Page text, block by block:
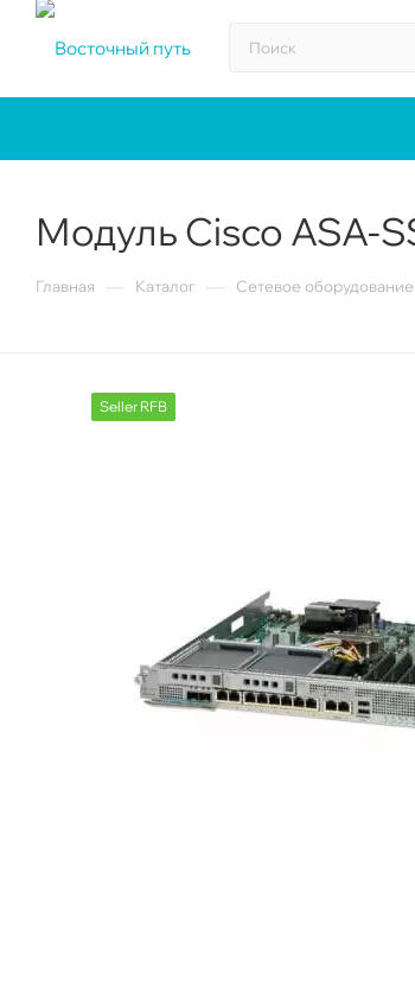
Модуль Cisco ASA-
Главная Каталог Сетевое оборудование
Seller RFB